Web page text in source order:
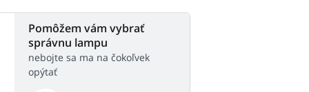
Pomôžem vám vybrať
správnu lampu
nebojte sa ma na čokoľvek
opýtať